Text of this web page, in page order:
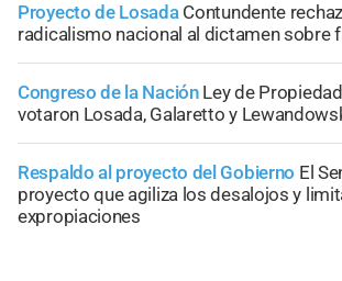
Proyecto de Losada Contundente
radicalismo nacional al dictamen sobre
Congreso de la Nación Ley de
votaron Losada, Galaretto y
Respaldo al proyecto del Gobierno El
proyecto que agiliza los desalojos y
expropiaciones